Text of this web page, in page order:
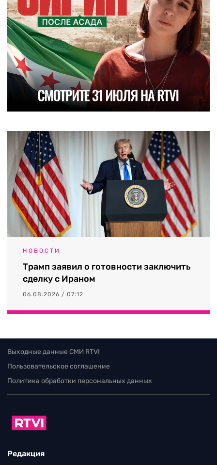
НОВОСТИ
Трамп заявил о готовности заключить
сделку с Ираном
06.08.2026 / 07:12
Выходные данные СМИ RTVI
Пользовательское соглашение
Политика обработки персональных данных
Редакция